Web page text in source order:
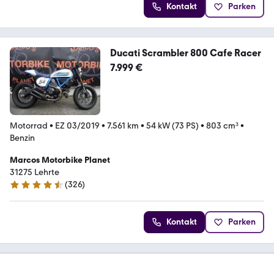
Kontakt Parken
Ducati Scrambler 800 Cafe Racer
7.999 €
Motorrad • EZ 03/2019 • 7.561 km • 54 kW (73 PS) • 803 cm³•
Benzin
Marcos Motorbike Planet
31275 Lehrte
4.7 Sterne
(326)
Kontakt Parken